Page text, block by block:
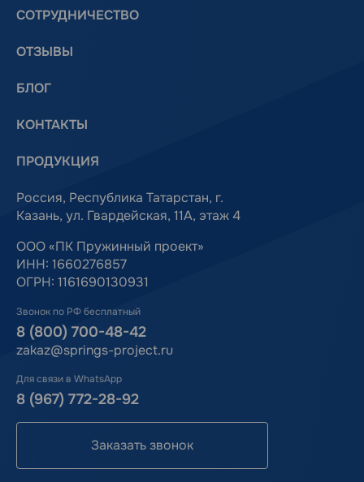
СОТРУДНИЧЕСТВО
ОТЗЫВЫ
БЛОГ
КОНТАКТЫ
ПРОДУКЦИЯ
Россия, Республика Татарстан, г.
Казань, ул. Гвардейская, 11А, этаж 4
ООО «ПК Пружинный проект»
ИНН: 1660276857
ОГРН: 1161690130931
Звонок по РФ бесплатный
8 (800) 700-48-42
zakaz@springs-project.ru
Для связи в WhatsApp
8 (967) 772-28-92
Заказать звонок